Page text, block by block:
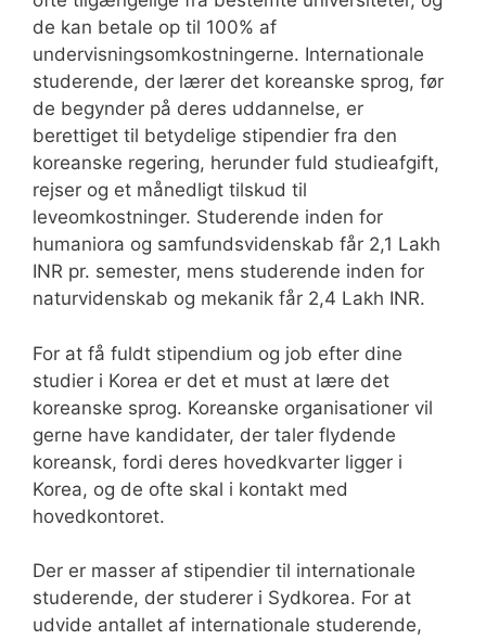
de kan betale op til 100% af
undervisningsomkostningerne. Internationale
studerende, der lærer det koreanske sprog, før
de begynder på deres uddannelse, er
berettiget til betydelige stipendier fra den
koreanske regering, herunder fuld studieafgift,
rejser og et månedligt tilskud til
leveomkostninger. Studerende inden for
humaniora og samfundsvidenskab får 2,1 Lakh
INR pr. semester, mens studerende inden for
naturvidenskab og mekanik får 2,4 Lakh INR.
For at få fuldt stipendium og job efter dine
studier i Korea er det et must at lære det
koreanske sprog. Koreanske organisationer vil
gerne have kandidater, der taler flydende
koreansk, fordi deres hovedkvarter ligger i
Korea, og de ofte skal i kontakt med
hovedkontoret.
Der er masser af stipendier til internationale
studerende, der studerer i Sydkorea. For at
udvide antallet af internationale studerende,